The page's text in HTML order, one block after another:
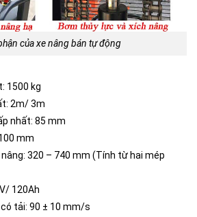
của xe nâng bán tự động
1500 kg
2m/ 3m
nhất: 85 mm
mm
320 – 740 mm (Tính từ hai mép
120Ah
tải: 90 ± 10 mm/s